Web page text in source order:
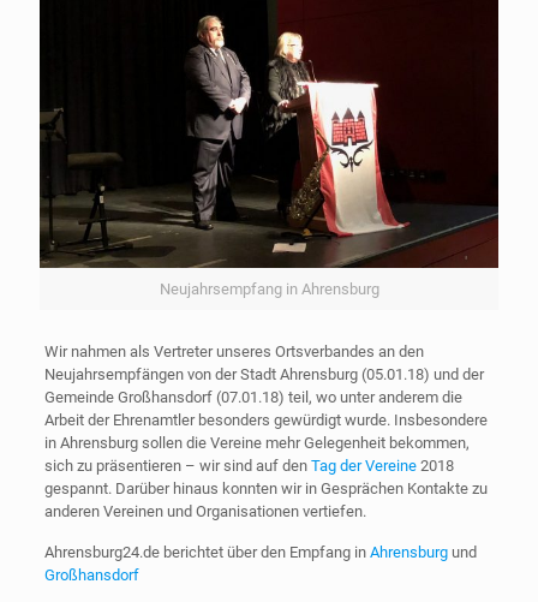
Neujahrsempfang in Ahrensburg
Wir nahmen als Vertreter unseres Ortsverbandes an den
Neujahrsempfängen von der Stadt Ahrensburg (05.01.18) und der
Gemeinde Großhansdorf (07.01.18) teil, wo unter anderem die
Arbeit der Ehrenamtler besonders gewürdigt wurde. Insbesondere
in Ahrensburg sollen die Vereine mehr Gelegenheit bekommen,
sich zu präsentieren – wir sind auf den Tag der Vereine2018
gespannt. Darüber hinaus konnten wir in Gesprächen Kontakte zu
anderen Vereinen und Organisationen vertiefen.
Ahrensburg24.de berichtet über den Empfang in Ahrensburgund
Großhansdorf